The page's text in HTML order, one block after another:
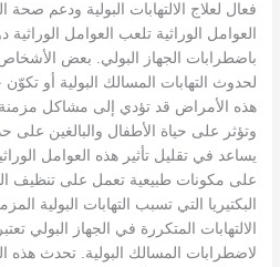
فعال لعلاج الالتهابات البولية ودعم صحة
العوامل الوراثية تلعب العوامل الوراثية
باضطرابات الجهاز البولي. بعض
لحدوث التهابات المسالك البولية أو
وتؤثر على حياة الأطفال والبالغين
يساعد في تقليل تأثير هذه العوامل
على مكونات طبيعية تعمل على تنظيف
البكتيريا التي تسبب التهابات البولية
الالتهابات المتكررة في الجهاز البولي
لاضطرابات المسالك البولية. تحدث هذه